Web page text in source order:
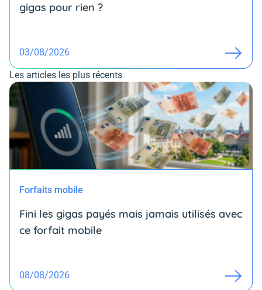
gigas pour rien ?
03/08/2026
Les articles les plus récents
Forfaits mobile
Fini les gigas payés mais jamais utilisés avec
ce forfait mobile
08/08/2026